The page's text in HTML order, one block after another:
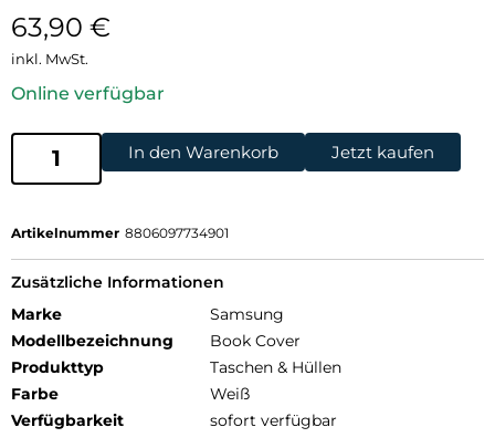
63,90 €
inkl. MwSt.
Online verfügbar
In den Warenkorb Jetzt kaufen
Artikelnummer 8806097734901
Zusätzliche Informationen
Marke
Samsung
Modellbezeichnung
Book Cover
Produkttyp
Taschen & Hüllen
Farbe
Weiß
Verfügbarkeit
sofort verfügbar